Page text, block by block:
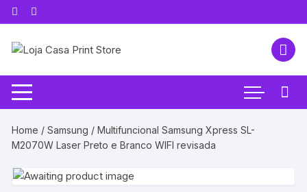
Pular
para
conteúdo
Home /Samsung / Multifuncional Samsung Xpress SL-
M2070W Laser Preto e Branco WIFI revisada